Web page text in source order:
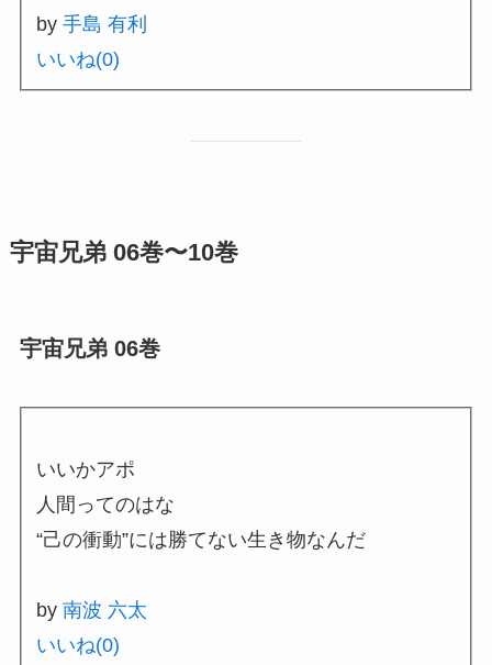
by手島 有利
いいね(0)
宇宙兄弟 06巻〜10巻
宇宙兄弟 06巻
いいかアポ
人間ってのはな
“己の衝動”には勝てない生き物なんだ
by南波 六太
いいね(0)